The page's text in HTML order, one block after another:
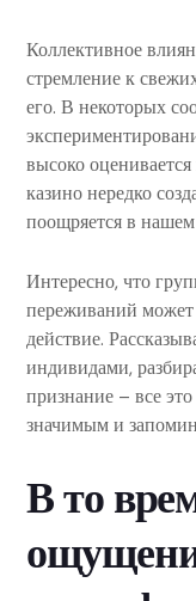
Коллективное
стремление к
его. В некоторых
высоко
казино нередко
поощряется в
Интересно, что
переживаний может
действие.
индивидами,
признание – все
значимым и
В то